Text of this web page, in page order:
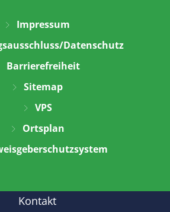
Impressum
Datenschutz
Barrierefreiheit
Sitemap
VPS
Ortsplan
Kontakt